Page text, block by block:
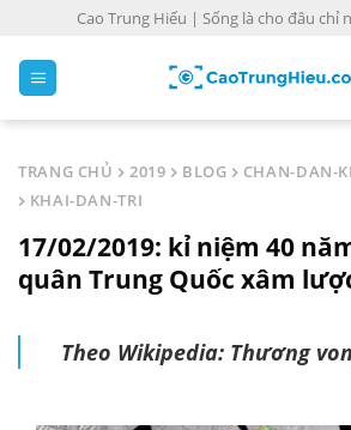
Cao Trung Hiếu | Sống là cho đâu chỉ
TRANG CHỦ 2019 BLOG CHAN-DAN-
KHAI-DAN-TRI
17/02/2019: kỉ niệm 40
quân Trung Quốc xâm
Theo Wikipedia: Thương